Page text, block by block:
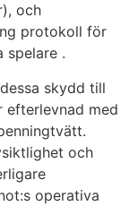
och
protokoll för
spelare .
skydd till
efterlevnad med
och
operativa